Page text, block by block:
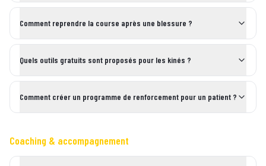
Comment reprendre la course après une blessure ?
Quels outils gratuits sont proposés pour les kinés ?
Comment créer un programme de renforcement pour un patient ?
Coaching & accompagnement